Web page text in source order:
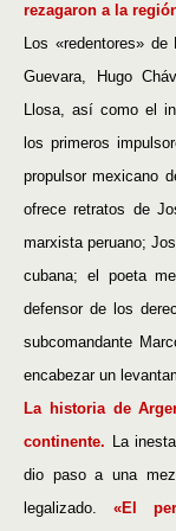
rezagaron a la
Los «redentores»
Guevara, Hugo
Llosa, así como el
los primeros
propulsor mexicano
ofrece retratos de
marxista peruano;
cubana; el poeta
defensor de los
subcomandante
encabezar un
La historia de
continente. La
dio paso a una
legalizado. «El